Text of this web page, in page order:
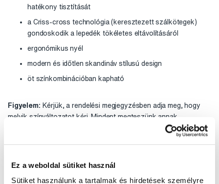
Ez a weboldal sütiket használ
Sütiket használunk a tartalmak és hirdetések személyre
hatékony tisztítását
a Criss-cross technológia (keresztezett szálkötegek)
gondoskodik a lepedék tökéletes eltávolításáról
ergonómikus nyél
modern és időtlen skandináv stílusú design
öt színkombinációban kapható
Figyelem: Kérjük, a rendelési megjegyzésben adja meg, hogy
melyik színváltozatot kéri. Mindent megteszünk annak